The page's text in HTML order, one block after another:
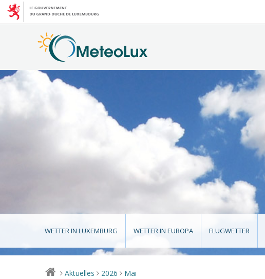
WETTER IN LUXEMBURG WETTER IN EUROPA FLUGWETTER
> Aktuelles > 2026 > Mai